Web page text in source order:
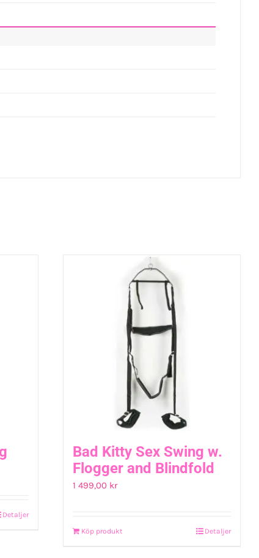
Detaljer
Bad Kitty Sex Swing w.
Flogger and Blindfold
1 499,00 kr
Köp produkt Detaljer